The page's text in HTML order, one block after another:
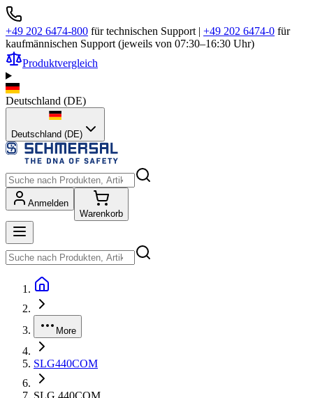
+49 202 6474-800 für technischen Support | +49 202 6474-0 für
kaufmännischen Support (jeweils von 07:30–16:30 Uhr)
Produktvergleich
Deutschland (DE)
Deutschland (DE)
Anmelden
Warenkorb
More
SLG440COM
SLG 440COM